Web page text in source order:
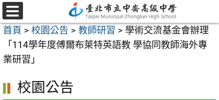
跳
至
主
內
區
選
單
首頁 > 校園公告 > 教師研習 > 學術交流基金會辦理
「114學年度傅爾布萊特英語教 學協同教師海外專
業研習」
校園公告